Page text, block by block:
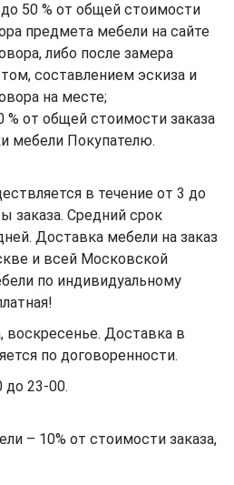
50 % от общей стоимости
предмета мебели на сайте
либо после замера
составлением эскиза и
на месте;
% от общей стоимости заказа
мебели Покупателю.
в течение от 3 до
заказа. Средний срок
Доставка мебели на заказ
и всей Московской
по индивидуальному
воскресенье. Доставка в
по договоренности.
до 23-00.
– 10% от стоимости заказа,